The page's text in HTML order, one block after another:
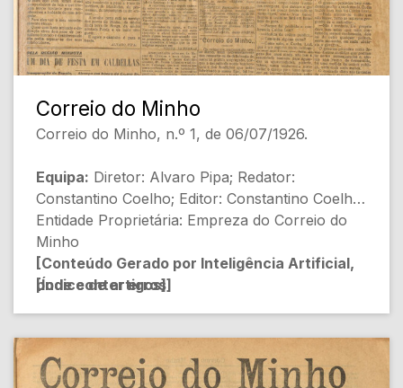
(Desconhecido) [Legislação e Administração]
- [Pág.2] GALERIA HISTORICA (Desconhecido)
[História]
- [Pág.2] NOTICIAS & BOATOS (Desconhecido)
[Notícias Diversas]
- [Pág.2] INTER-FRONTEIRAS (Desconhecido)
[Atualidades Internacionais]
- [Pág.2] VIDA LOCAL (Desconhecido) [Notícias
Locais]
- [Pág.3] Effeitos do syndicato do peixe
(Desconhecido) [Economia e Sociedade]
- [Pág.3] Atheneu Commercial (Desconhecido)
Correio do Minho
Correio do Minho, n.º 1, de 06/07/1926.
Equipa: Diretor: Alvaro Pipa; Redator:
Constantino Coelho; Editor: Constantino Coelho;
Entidade Proprietária: Empreza do Correio do
Minho
[Índice de artigos]
[Editorial]
[Conteúdo Gerado por Inteligência Artificial,
pode conter erros]